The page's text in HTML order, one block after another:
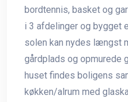
bordtennis, basket og
i 3 afdelinger og bygget
solen kan nydes længst
gårdplads og opmurede
huset findes boligens
køkken/alrum med